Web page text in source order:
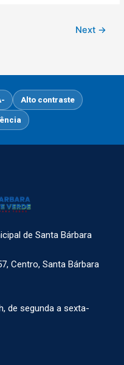
Next →
Alto contraste
de Santa Bárbara
Centro, Santa Bárbara
de segunda a sexta-